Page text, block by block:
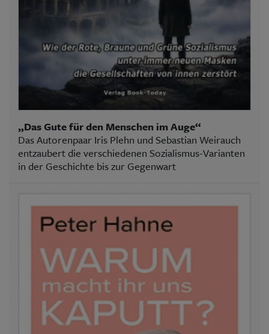
„Das Gute für den Menschen im Auge“
Das Autorenpaar Iris Plehn und Sebastian Weirauch
entzaubert die verschiedenen Sozialismus-Varianten
in der Geschichte bis zur Gegenwart